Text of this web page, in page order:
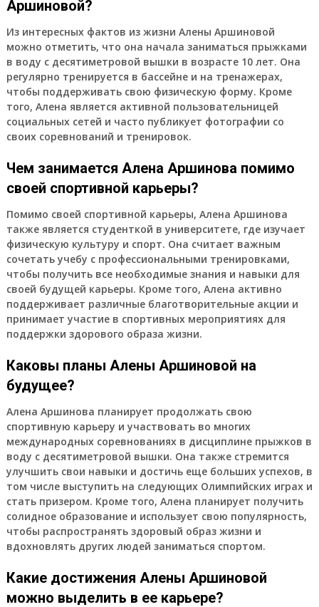
Аршиновой?
Из интересных фактов из жизни Алены Аршиновой
можно отметить, что она начала заниматься прыжками
в воду с десятиметровой вышки в возрасте 10 лет. Она
регулярно тренируется в бассейне и на тренажерах,
чтобы поддерживать свою физическую форму. Кроме
того, Алена является активной пользовательницей
социальных сетей и часто публикует фотографии со
своих соревнований и тренировок.
Чем занимается Алена Аршинова помимо
своей спортивной карьеры?
Помимо своей спортивной карьеры, Алена Аршинова
также является студенткой в университете, где изучает
физическую культуру и спорт. Она считает важным
сочетать учебу с профессиональными тренировками,
чтобы получить все необходимые знания и навыки для
своей будущей карьеры. Кроме того, Алена активно
поддерживает различные благотворительные акции и
принимает участие в спортивных мероприятиях для
поддержки здорового образа жизни.
Каковы планы Алены Аршиновой на
будущее?
Алена Аршинова планирует продолжать свою
спортивную карьеру и участвовать во многих
международных соревнованиях в дисциплине прыжков в
воду с десятиметровой вышки. Она также стремится
улучшить свои навыки и достичь еще больших успехов, в
том числе выступить на следующих Олимпийских играх и
стать призером. Кроме того, Алена планирует получить
солидное образование и использует свою популярность,
чтобы распространять здоровый образ жизни и
вдохновлять других людей заниматься спортом.
Какие достижения Алены Аршиновой
можно выделить в ее карьере?